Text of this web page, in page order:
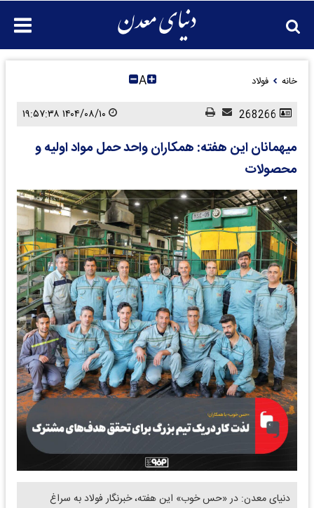
خانه فولاد A
میهمانان این هفته: همکاران واحد حمل مواد اولیه و
محصولات
دنیای معدن: در «حس خوب» این هفته، خبرنگار فولاد به سراغ